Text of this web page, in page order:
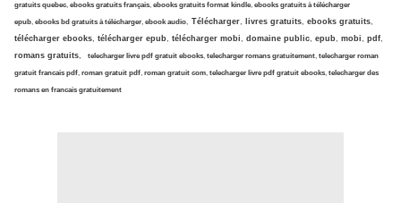
gratuits quebec, ebooks gratuits français, ebooks gratuits format kindle, ebooks gratuits à télécharger
epub, ebooks bd gratuits à télécharger, ebook audio, Télécharger, livres gratuits, ebooks gratuits,
télécharger ebooks, télécharger epub, télécharger mobi, domaine public, epub, mobi, pdf,
romans gratuits, telecharger livre pdf gratuit ebooks, telecharger romans gratuitement, telecharger roman
gratuit francais pdf, roman gratuit pdf, roman gratuit com, telecharger livre pdf gratuit ebooks, telecharger des
romans en francais gratuitement